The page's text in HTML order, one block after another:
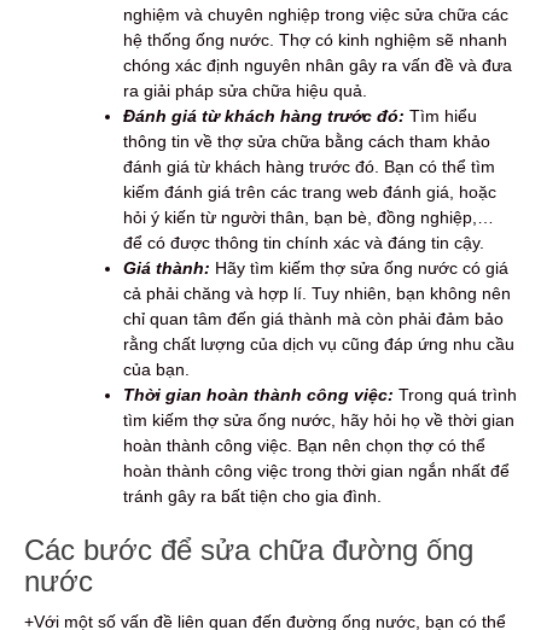
nghiệm và chuyên nghiệp trong việc sửa chữa các
hệ thống ống nước. Thợ có kinh nghiệm sẽ nhanh
chóng xác định nguyên nhân gây ra vấn đề và đưa
ra giải pháp sửa chữa hiệu quả.
Đánh giá từ khách hàng trước đó: Tìm hiểu
thông tin về thợ sửa chữa bằng cách tham khảo
đánh giá từ khách hàng trước đó. Bạn có thể tìm
kiếm đánh giá trên các trang web đánh giá, hoặc
hỏi ý kiến từ người thân, bạn bè, đồng nghiệp,…
để có được thông tin chính xác và đáng tin cậy.
Giá thành: Hãy tìm kiếm thợ sửa ống nước có giá
cả phải chăng và hợp lí. Tuy nhiên, bạn không nên
chỉ quan tâm đến giá thành mà còn phải đảm bảo
rằng chất lượng của dịch vụ cũng đáp ứng nhu cầu
của bạn.
Thời gian hoàn thành công việc: Trong quá trình
tìm kiếm thợ sửa ống nước, hãy hỏi họ về thời gian
hoàn thành công việc. Bạn nên chọn thợ có thể
hoàn thành công việc trong thời gian ngắn nhất để
tránh gây ra bất tiện cho gia đình.
Các bước để sửa chữa đường ống
nước
+Với một số vấn đề liên quan đến đường ống nước, bạn có thể